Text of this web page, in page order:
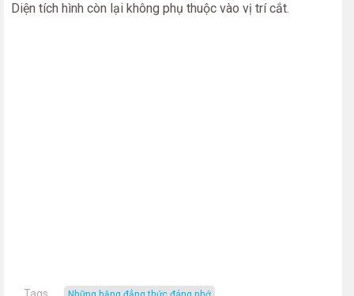
Diện tích hình còn lại không phụ thuộc vào vị trí cắt.